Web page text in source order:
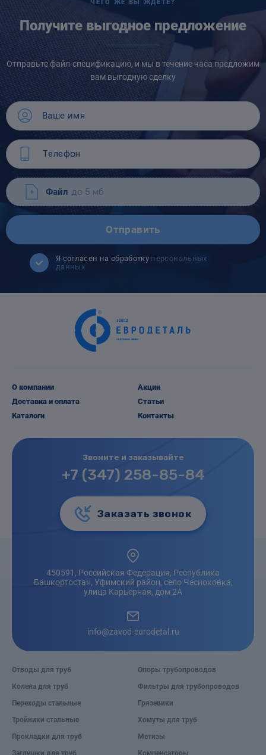
ЧЕГО ЖЕ ВЫ ЖДЕТЕ?
Получите выгодное предложение
Отправьте файл-спецификацию, и мы в течение часа предложим
вам выгодную сделку
Файл до 5 мб
Отправить
Я согласен на обработку персональных
данных
О компании
Доставка и оплата
Каталоги
Акции
Статьи
Контакты
Звоните и заказывайте
+7 (347) 258-85-84
Заказать звонок
450591, Российская Федерация, Республика
Башкортостан, Уфимский район, село Чесноковка,
улица Карьерная, дом 2А
info@zavod-eurodetal.ru
Отводы для труб
Колена для труб
Переходы стальные
Тройники стальные
Прокладки для труб
Опоры трубопроводов
Фильтры для трубопроводов
Грязевики
Хомуты для труб
Метизы